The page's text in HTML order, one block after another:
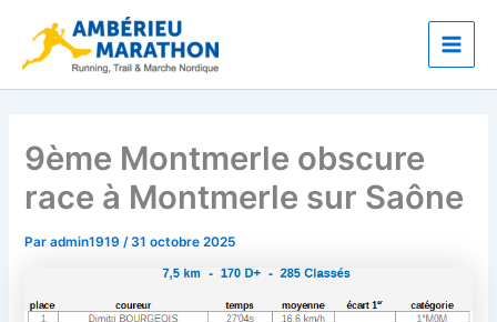
contenu
Main
9ème Montmerle obscure
race à Montmerle sur Saône
Paradmin1919/31 octobre 2025